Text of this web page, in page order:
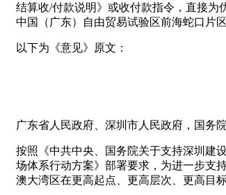
结算收/付款说明》或收付款指令，直接
中国（广东）自由贸易试验区前海蛇口片
以下为《意见》原文：
广东省人民政府、深圳市人民政府，国务
按照《中共中央、国务院关于支持深圳建
场体系行动方案》部署要求，为进一步支
澳大湾区在更高起点、更高层次、更高目